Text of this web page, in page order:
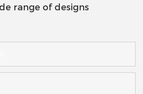
range of designs